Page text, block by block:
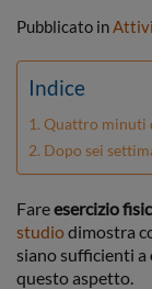
Pubblicato in
Indice
Quattro minuti
Dopo sei
Fareesercizio
studiodimostra
siano sufficienti a
questo aspetto.